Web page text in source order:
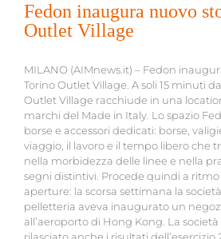
Fedon inaugura nuovo
Outlet Village
MILANO (AIMnews.it) – Fedon
Torino Outlet Village. A soli 15 minuti
Outlet Village racchiude in una
marchi del Made in Italy. Lo spazio
borse e accessori dedicati: borse,
viaggio, il lavoro e il tempo libero che
nella morbidezza delle linee e nella
segni distintivi. Procede quindi a ritmo
aperture: la scorsa settimana la
pelletteria aveva inaugurato un
all’aeroporto di Hong Kong. La